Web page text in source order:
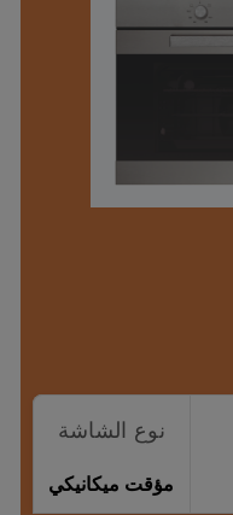
نوع الشاشة
مؤقت ميكانيكي